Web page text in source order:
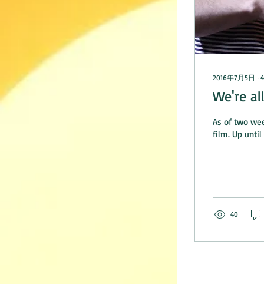
2016年7月5日 ∙ 4
We're
As of two
film. Up
40